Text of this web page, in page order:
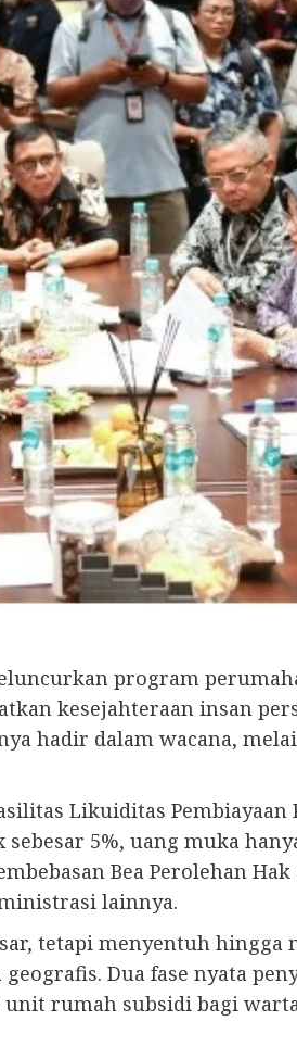
program
kesejahteraan insan
hadir dalam wacana,
Likuiditas Pembiayaan
5%, uang muka
Bea Perolehan Hak
lainnya.
tetapi menyentuh hingga
Dua fase nyata
rumah subsidi bagi